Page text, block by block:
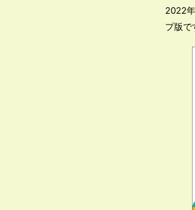
2022
プ版で